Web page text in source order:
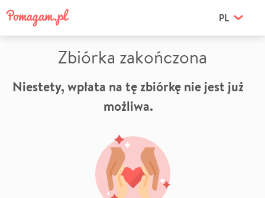
PL
Zbiórka zakończona
Niestety, wpłata na tę zbiórkę nie jest już
możliwa.